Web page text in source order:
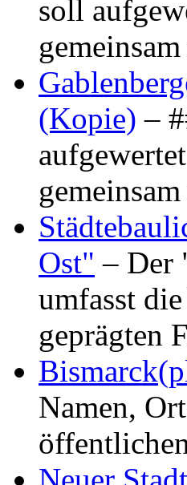
soll
(Kopie) –
Ost" – Der
umfasst
geprägten
Namen,